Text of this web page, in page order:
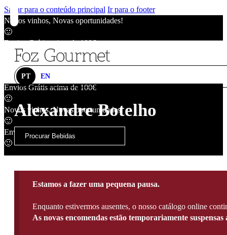
Saltar para o conteúdo principal Ir para o footer
Novos vinhos, Novas oportunidades!
🙂
Envios Grátis acima de 100€
Novos vinhos, Novas oportunidades!
Envios Grátis acima de 100€
🙂
Novos vinhos, Novas oportunidades!
🙂
Envios Grátis acima de 100€
🙂
PT EN
Alexandre Botelho
Estamos a fazer uma pequena pausa.
Enquanto estivermos ausentes, o nosso catálogo online
As novas encomendas estão temporariamente suspensas